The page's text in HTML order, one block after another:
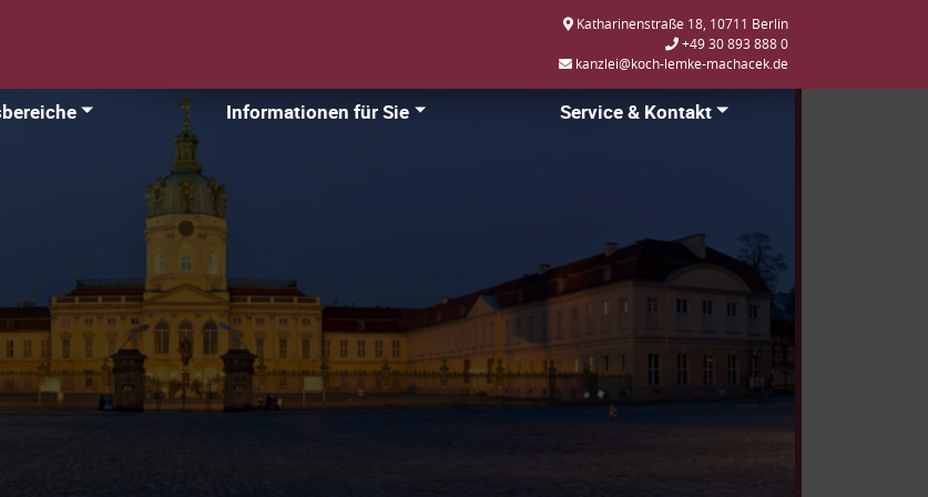
Katharinenstraße 18, 10711 Berlin
+49 30 893 888 0
kanzlei@koch-lemke-machacek.de
Informationen für Sie Service & Kontakt